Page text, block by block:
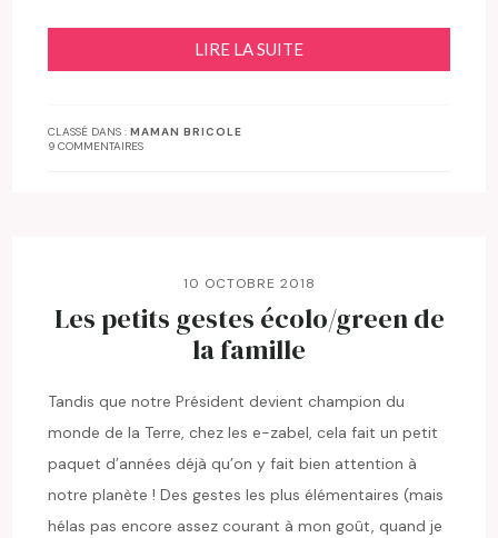
LIRE LA SUITE
CLASSÉ DANS :MAMAN BRICOLE
9 COMMENTAIRES
10 OCTOBRE 2018
Les petits gestes écolo/green de
la famille
Tandis que notre Président devient champion du
monde de la Terre, chez les e-zabel, cela fait un petit
paquet d’années déjà qu’on y fait bien attention à
notre planète ! Des gestes les plus élémentaires (mais
hélas pas encore assez courant à mon goût, quand je